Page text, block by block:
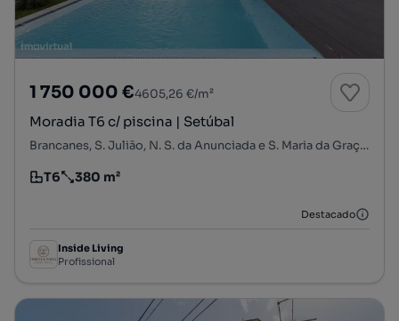
1 750 000 €4605,26 €/m²
Moradia T6 c/ piscina | Setúbal
Brancanes, S. Julião, N. S. da Anunciada e S. Maria da Graça, Setúbal, Setúbal
Tipologia
T6
Preço por metro quadrado
380 m²
Destacado
Inside Living
Profissional